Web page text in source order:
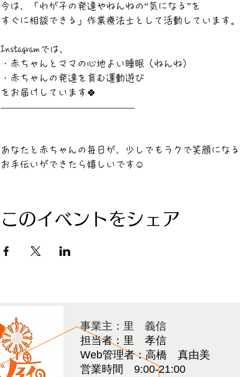
今は、「わが子の発達やねんねの“気になる”を
すぐに相談できる」作業療法士として活動しています。
Instagramでは、
・赤ちゃんとママの心地よい睡眠（ねんね）
・赤ちゃんの発達を育む運動遊び
をお届けしています🍀
――――――――――――――
あなたと赤ちゃんの毎日が、少しでもラクで笑顔になる
お手伝いができたら嬉しいです☺
このイベントをシェア
​事業主：里 義信
担当者：里 孝信
Web管理者：高橋 真由美​
営業時間 9:00-21:00